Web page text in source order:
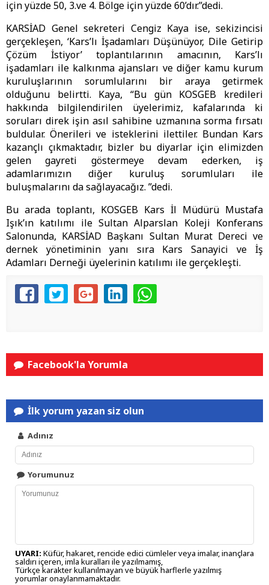
için yüzde 50, 3.ve 4. Bölge için yüzde 60’dır.”dedi.
KARSİAD Genel sekreteri Cengiz Kaya ise, sekizincisi
gerçekleşen, ‘Kars’lı İşadamları Düşünüyor, Dile Getirip
Çözüm İstiyor’ toplantılarının amacının, Kars’lı
işadamları ile kalkınma ajansları ve diğer kamu kurum
kuruluşlarının sorumlularını bir araya getirmek
olduğunu belirtti. Kaya, “Bu gün KOSGEB kredileri
hakkında bilgilendirilen üyelerimiz, kafalarında ki
soruları direk işin asıl sahibine uzmanına sorma fırsatı
buldular. Önerileri ve isteklerini ilettiler. Bundan Kars
kazançlı çıkmaktadır, bizler bu diyarlar için elimizden
gelen gayreti göstermeye devam ederken, iş
adamlarımızın diğer kuruluş sorumluları ile
buluşmalarını da sağlayacağız. ”dedi.
Bu arada toplantı, KOSGEB Kars İl Müdürü Mustafa
Işık’ın katılımı ile Sultan Alparslan Koleji Konferans
Salonunda, KARSİAD Başkanı Sultan Murat Dereci ve
dernek yönetiminin yanı sıra Kars Sanayici ve İş
Adamları Derneği üyelerinin katılımı ile gerçekleşti.
Facebook'la Yorumla
İlk yorum yazan siz olun
Adınız
Yorumunuz
UYARI: Küfür, hakaret, rencide edici cümleler veya imalar, inançlara
saldırı içeren, imla kuralları ile yazılmamış,
Türkçe karakter kullanılmayan ve büyük harflerle yazılmış
yorumlar onaylanmamaktadır.